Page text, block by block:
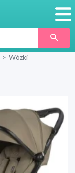
> Wózki